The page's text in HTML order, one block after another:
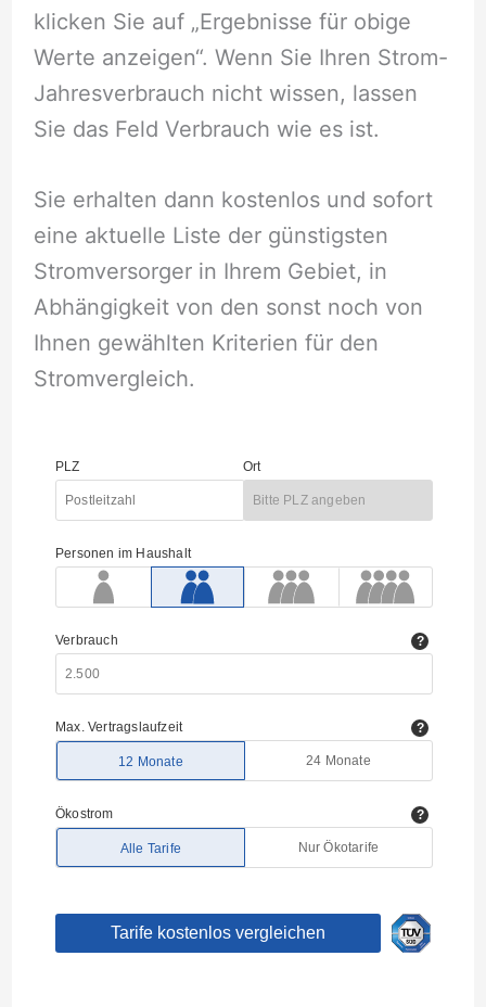
klicken Sie auf „Ergebnisse für obige
Werte anzeigen“. Wenn Sie Ihren Strom-
Jahresverbrauch nicht wissen, lassen
Sie das Feld Verbrauch wie es ist.
Sie erhalten dann kostenlos und sofort
eine aktuelle Liste der günstigsten
Stromversorger in Ihrem Gebiet, in
Abhängigkeit von den sonst noch von
Ihnen gewählten Kriterien für den
Stromvergleich.